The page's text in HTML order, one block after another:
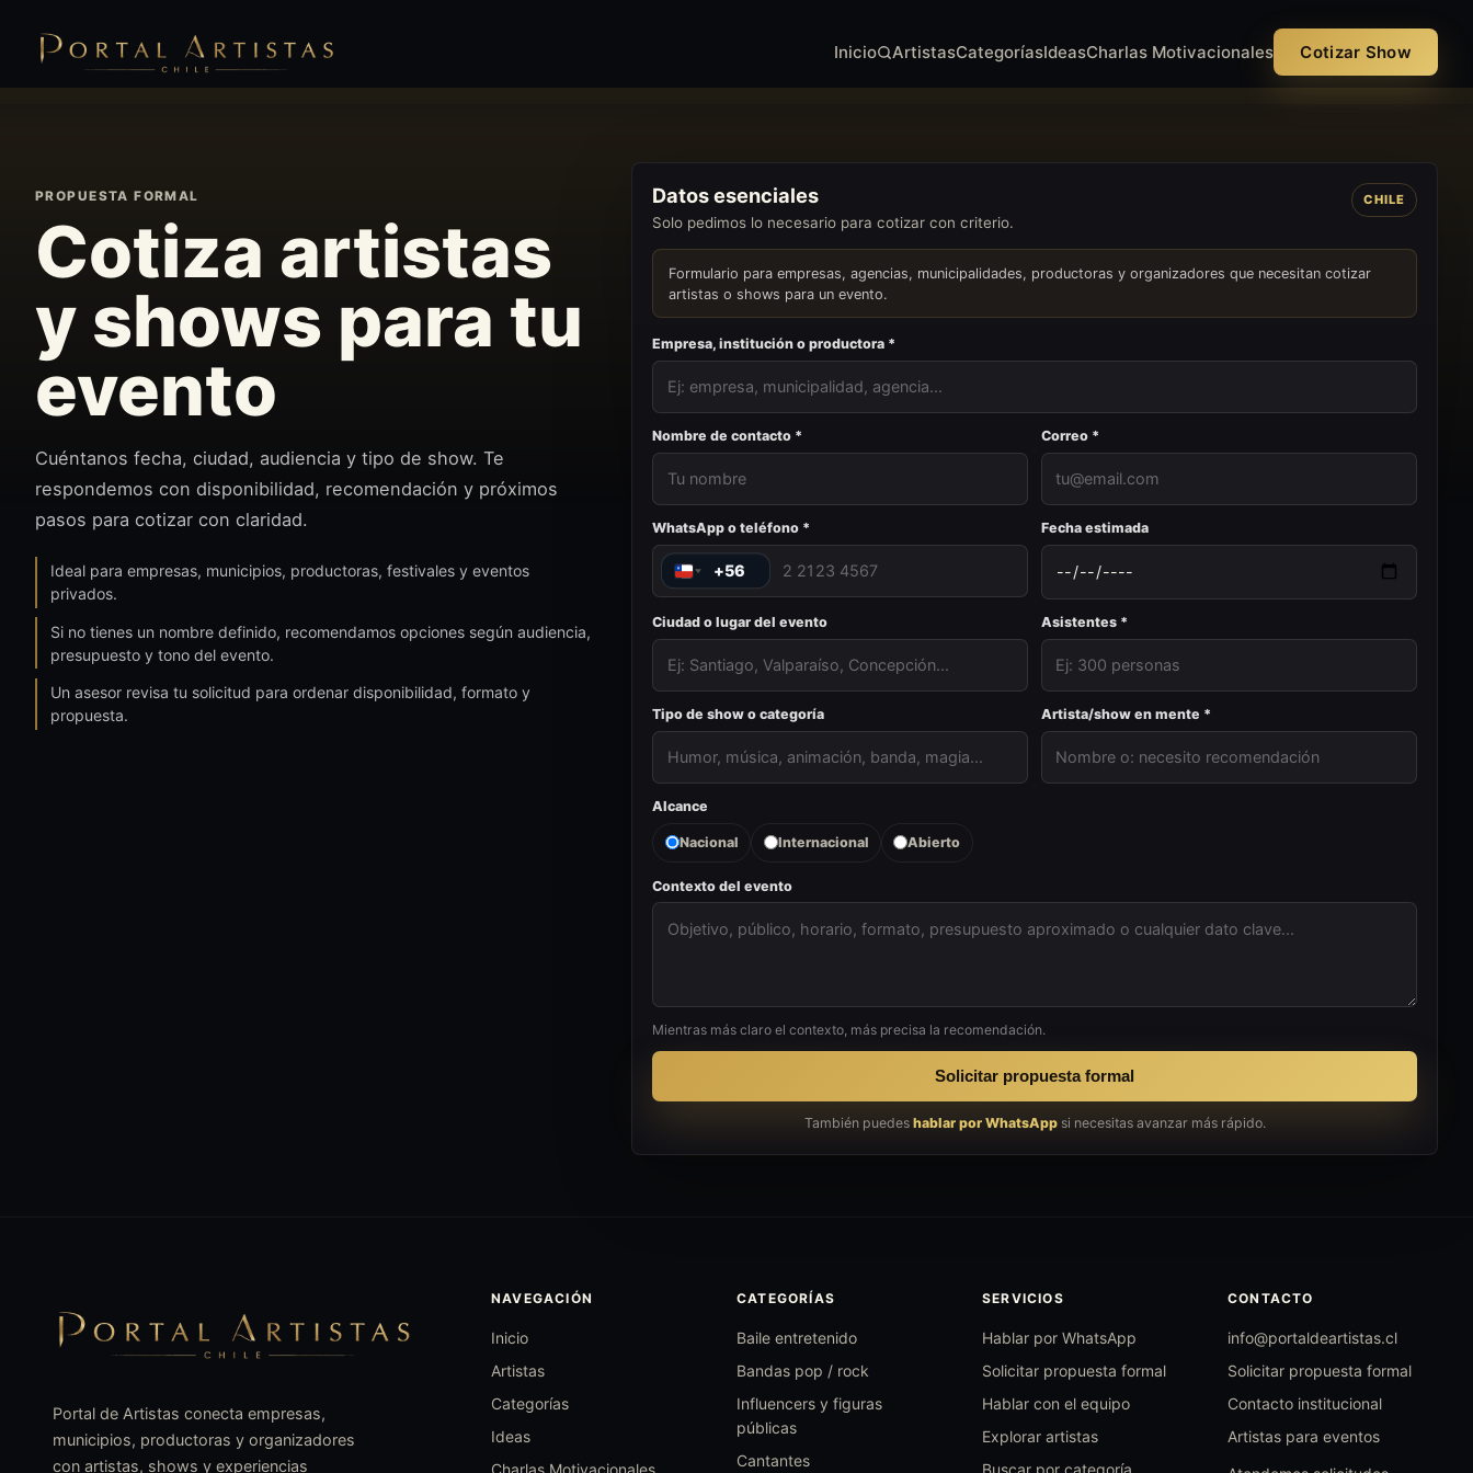
Inicio ArtistasCategoríasIdeasCharlas Motivacionales Cotizar Show
PROPUESTA FORMAL
Cotiza artistas
y shows para tu
evento
Cuéntanos fecha, ciudad, audiencia y tipo de show. Te
respondemos con disponibilidad, recomendación y próximos
pasos para cotizar con claridad.
Ideal para empresas, municipios, productoras, festivales y eventos
privados.
Si no tienes un nombre definido, recomendamos opciones según audiencia,
presupuesto y tono del evento.
Un asesor revisa tu solicitud para ordenar disponibilidad, formato y
propuesta.
Datos esenciales
Solo pedimos lo necesario para cotizar con criterio.
CHILE
Formulario para empresas, agencias, municipalidades, productoras y organizadores que necesitan cotizar
artistas o shows para un evento.
Empresa, institución o productora *
Nombre de contacto * Correo *
WhatsApp o teléfono *
+56
Fecha estimada
Ciudad o lugar del evento Asistentes *
Tipo de show o categoría Artista/show en mente *
Alcance
Nacional Internacional Abierto
Contexto del evento
Mientras más claro el contexto, más precisa la recomendación.
Solicitar propuesta formal
También puedes hablar por WhatsAppsi necesitas avanzar más rápido.
Portal de Artistas conecta empresas,
municipios, productoras y organizadores
con artistas, shows y experiencias
NAVEGACIÓN
Inicio
Artistas
Categorías
Ideas
Charlas Motivacionales
CATEGORÍAS
Baile entretenido
Bandas pop / rock
Influencers y figuras
públicas
Cantantes
SERVICIOS
Hablar por WhatsApp
Solicitar propuesta formal
Hablar con el equipo
Explorar artistas
Buscar por categoría
CONTACTO
info@portaldeartistas.cl
Solicitar propuesta formal
Contacto institucional
Artistas para eventos